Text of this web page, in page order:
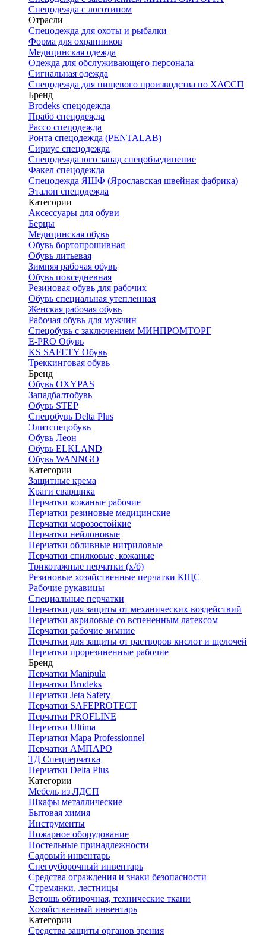
Спецодежда с логотипом
Отрасли
Спецодежда для охоты и рыбалки
Форма для охранников
Медицинская одежда
Одежда для обслуживающего персонала
Сигнальная одежда
Спецодежда для пищевого производства по ХАССП
Бренд
Brodeks спецодежда
Прабо спецодежда
Рассо спецодежда
Ронта спецодежда (PENTALAB)
Сириус спецодежда
Спецодежда юго запад спецобъединение
Факел спецодежда
Спецодежда ЯШФ (Ярославская швейная фабрика)
Эталон спецодежда
Категории
Аксессуары для обуви
Берцы
Медицинская обувь
Обувь бортопрошивная
Обувь литьевая
Зимняя рабочая обувь
Обувь повседневная
Резиновая обувь для рабочих
Обувь специальная утепленная
Женская рабочая обувь
Рабочая обувь для мужчин
Спецобувь с заключением МИНПРОМТОРГ
E-PRO Обувь
KS SAFETY Обувь
Треккинговая обувь
Бренд
Обувь OXYPAS
Западбалтобувь
Обувь STEP
Спецобувь Delta Plus
Элитспецобувь
Обувь Леон
Обувь ELKLAND
Обувь WANNGO
Категории
Защитные крема
Краги сварщика
Перчатки кожаные рабочие
Перчатки резиновые медицинские
Перчатки морозостойкие
Перчатки нейлоновые
Перчатки обливные нитриловые
Перчатки спилковые, кожаные
Трикотажные перчатки (х/б)
Резиновые хозяйственные перчатки КЩС
Рабочие рукавицы
Специальные перчатки
Перчатки для защиты от механических воздействий
Перчатки акриловые со вспененным латексом
Перчатки рабочие зимние
Перчатки для защиты от растворов кислот и щелочей
Перчатки прорезиненные рабочие
Бренд
Перчатки Manipula
Перчатки Brodeks
Перчатки Jeta Safety
Перчатки SAFEPROTECT
Перчатки PROFLINE
Перчатки Ultima
Перчатки Мара Professionnel
Перчатки АМПАРО
ТД Спецперчатка
Перчатки Delta Plus
Категории
Мебель из ЛДСП
Шкафы металлические
Бытовая химия
Инструменты
Пожарное оборудование
Постельные принадлежности
Садовый инвентарь
Снегоуборочный инвентарь
Средства ограждения и знаки безопасности
Стремянки, лестницы
Ветошь обтирочная, технические ткани
Хозяйственный инвентарь
Категории
Средства защиты органов зрения